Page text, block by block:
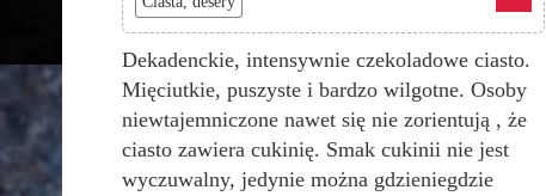
Dekadenckie, intensywnie czekoladowe ciasto.
Mięciutkie, puszyste i bardzo wilgotne. Osoby
niewtajemniczone nawet się nie zorientują , że
ciasto zawiera cukinię. Smak cukinii nie jest
wyczuwalny, jedynie można gdzieniegdzie